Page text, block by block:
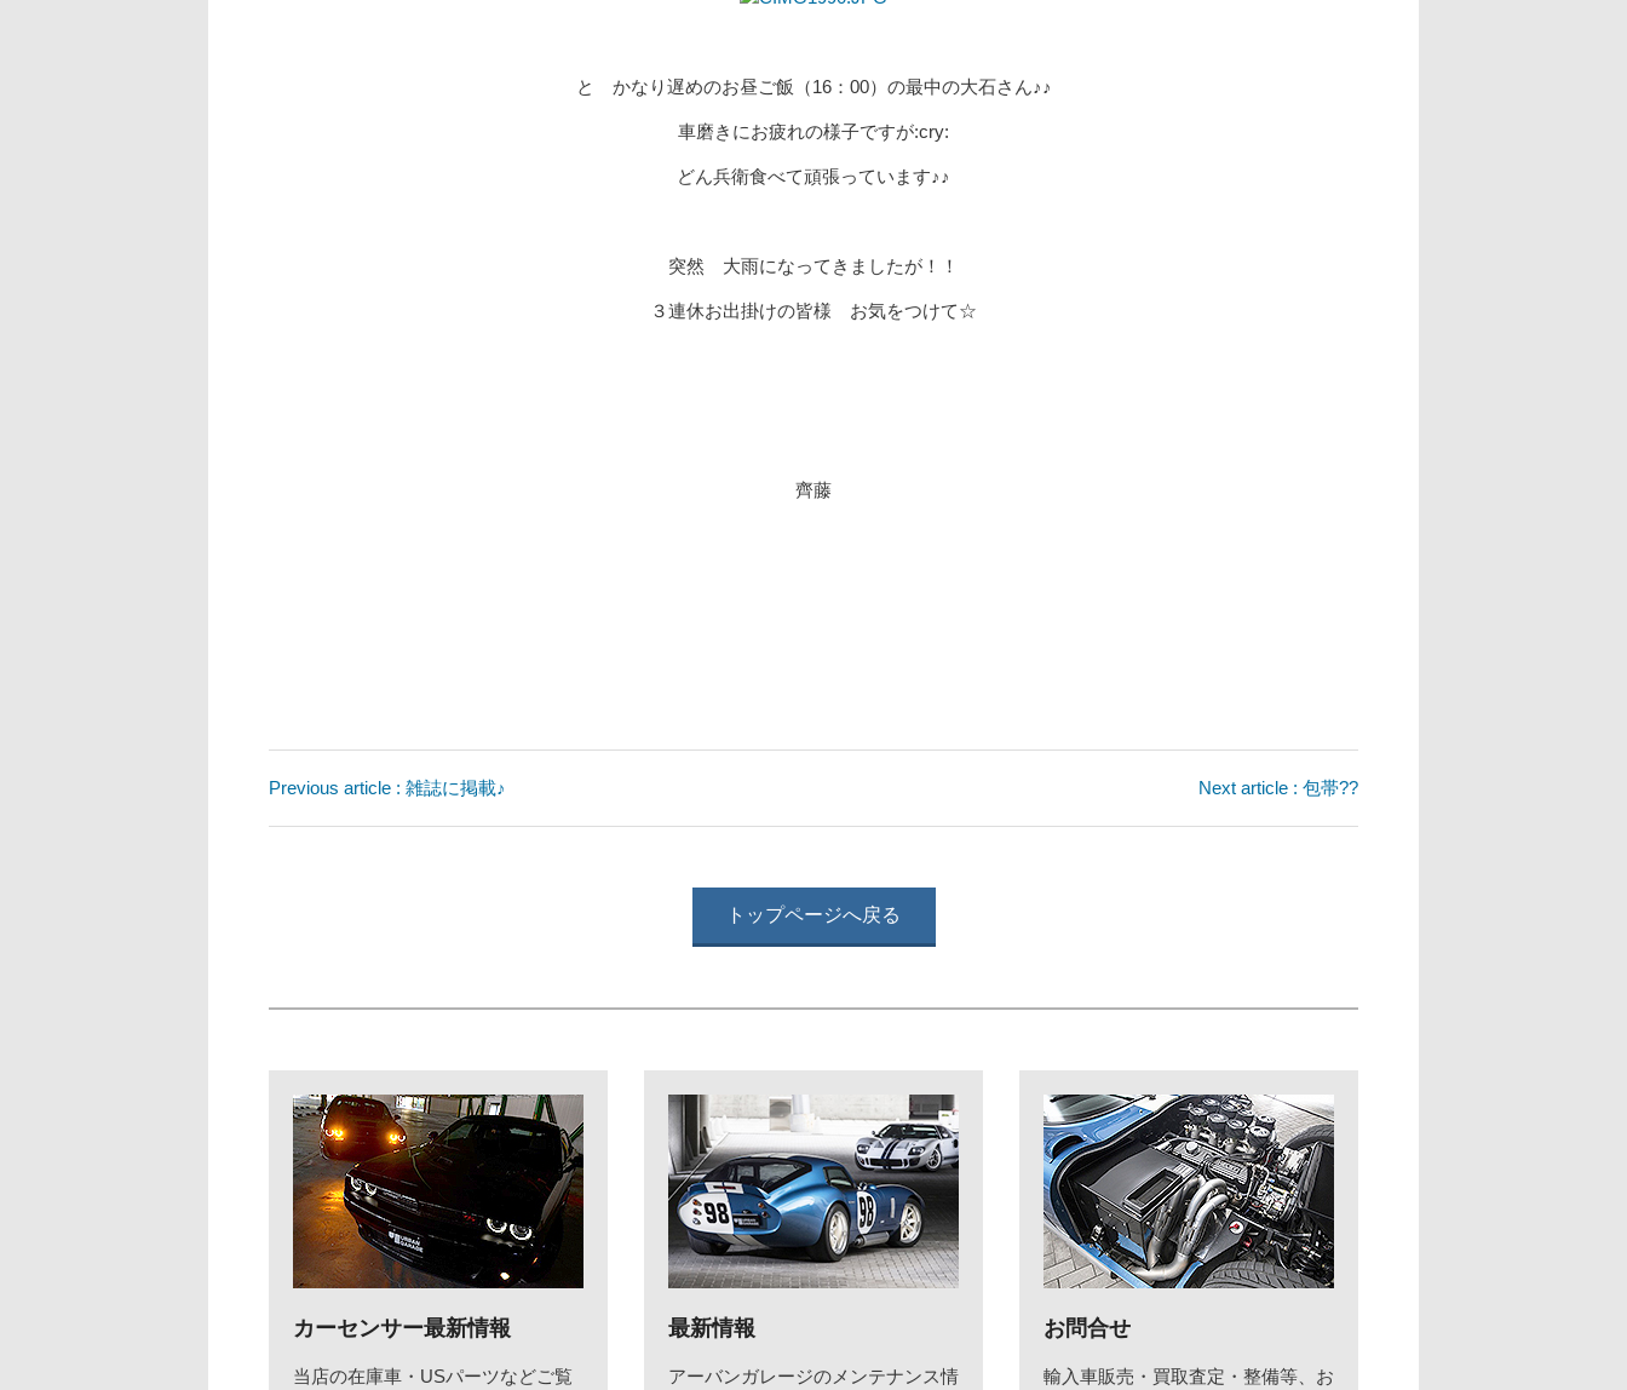
と かなり遅めのお昼ご飯（16：00）の最中の大石さん♪♪
車磨きにお疲れの様子ですが:cry:
どん兵衛食べて頑張っています♪♪
突然 大雨になってきましたが！！
３連休お出掛けの皆様 お気をつけて☆
齊藤
Previous article : 雑誌に掲載♪ Next article : 包帯??
トップページへ戻る
カーセンサー最新情報
当店の在庫車・USパーツなどご覧
最新情報
アーバンガレージのメンテナンス情
お問合せ
輸入車販売・買取査定・整備等、お